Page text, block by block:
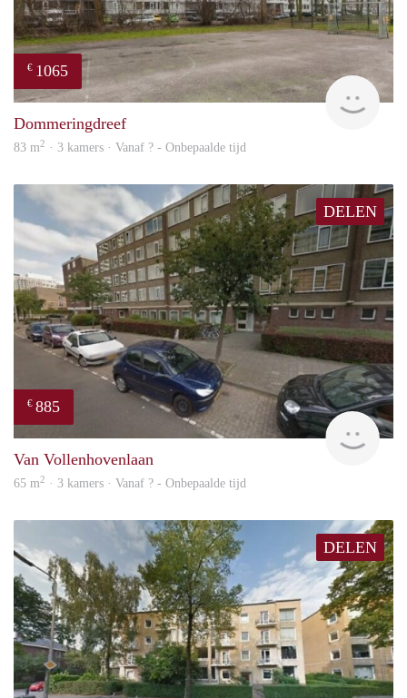
€ 1065
Dommeringdreef
83 m2 · 3 kamers · Vanaf ? - Onbepaalde tijd
DELEN
€ 885
Van Vollenhovenlaan
65 m2 · 3 kamers · Vanaf ? - Onbepaalde tijd
DELEN